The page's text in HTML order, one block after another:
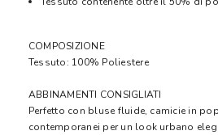
COMPOSIZIONE
Tessuto: 100% Poliestere
ABBINAMENTI CONSIGLIATI
Perfetto con bluse fluide, camicie in
contemporanei per un look urbano